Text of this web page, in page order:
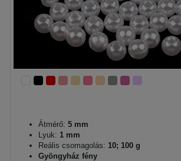
Átmérő: 5 mm
Lyuk: 1 mm
Reális csomagolás: 10; 100 g
Gyöngyház fény